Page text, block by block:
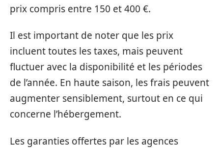
prix compris entre 150 et 400 €.
Il est important de noter que les prix
incluent toutes les taxes, mais peuvent
fluctuer avec la disponibilité et les périodes
de l’année. En haute saison, les frais peuvent
augmenter sensiblement, surtout en ce qui
concerne l’hébergement.
Les garanties offertes par les agences